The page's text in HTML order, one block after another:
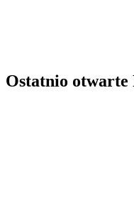
Ostatnio otwarte